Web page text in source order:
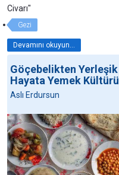
Civarı"
Gezi
Devamını okuyun...
Göçebelikten Yerleşik
Hayata Yemek Kültürü
Aslı Erdursun